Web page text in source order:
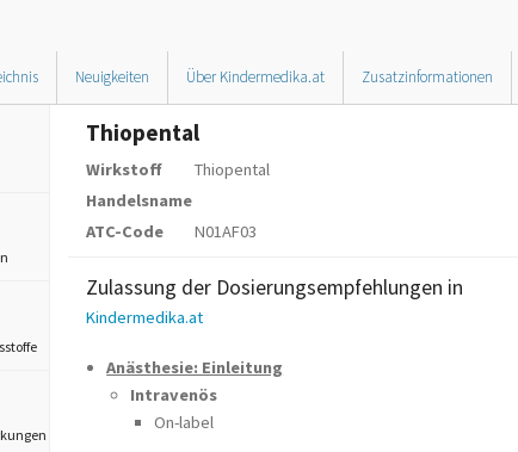
Neuigkeiten Über Kindermedika.at Zusatzinformationen
Thiopental
Wirkstoff
Thiopental
Handelsname
ATC-Code
N01AF03
Zulassung der Dosierungsempfehlungen in
Kindermedika.at
Anästhesie: Einleitung
Intravenös
On-label